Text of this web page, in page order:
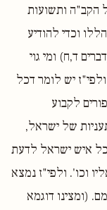
הקב"ה ותשועות
וכדי להודיע
ד,ח) ומי גוי
יש לומר דכל
לקבוע
של ישראל,
איש ישראל לדעת
וכו'. ולפי"ז נמצא
(ומצינו דוגמא